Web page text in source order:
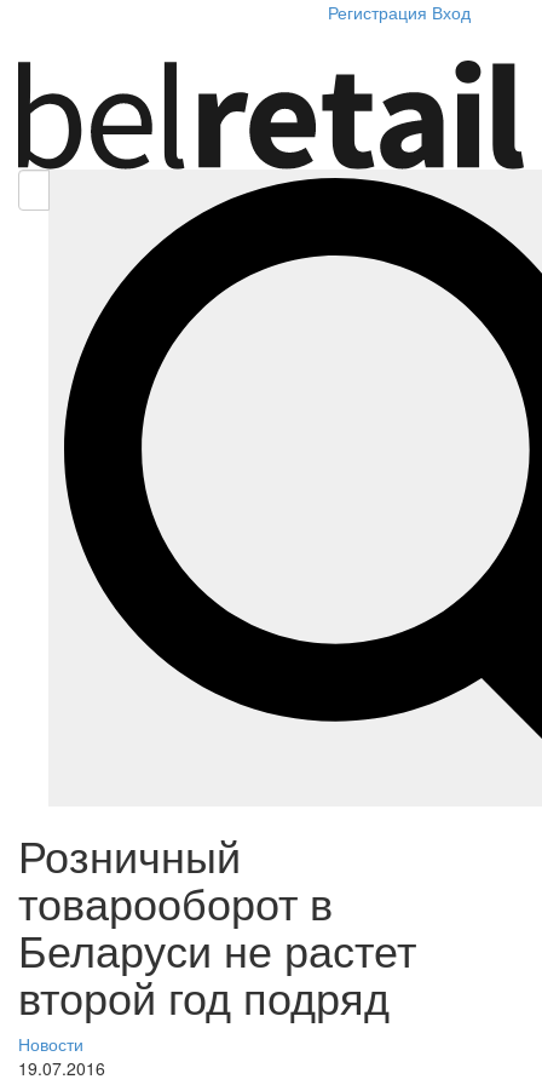
Регистрация Вход
Розничный
товарооборот в
Беларуси не растет
второй год подряд
Новости
19.07.2016